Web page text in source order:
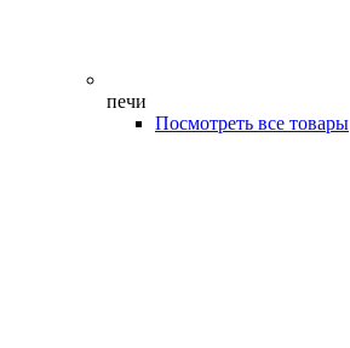
печи
Посмотреть все товары